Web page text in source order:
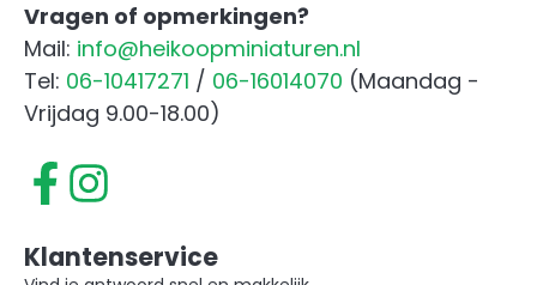
Vragen of opmerkingen?
Mail: info@heikoopminiaturen.nl
Tel: 06-10417271 / 06-16014070 (Maandag -
Vrijdag 9.00-18.00)
Klantenservice